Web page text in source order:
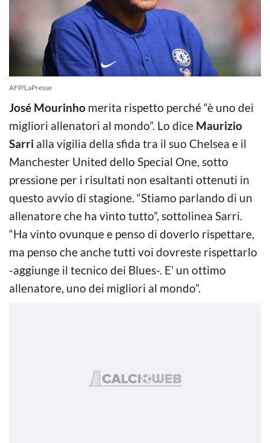
AFP/LaPresse
José Mourinho merita rispetto perché “è uno dei
migliori allenatori al mondo”. Lo dice Maurizio
Sarri alla vigilia della sfida tra il suo Chelsea e il
Manchester United dello Special One, sotto
pressione per i risultati non esaltanti ottenuti in
questo avvio di stagione. “Stiamo parlando di un
allenatore che ha vinto tutto”, sottolinea Sarri.
“Ha vinto ovunque e penso di doverlo rispettare,
ma penso che anche tutti voi dovreste rispettarlo
-aggiunge il tecnico dei Blues-. E’ un ottimo
allenatore, uno dei migliori al mondo”.